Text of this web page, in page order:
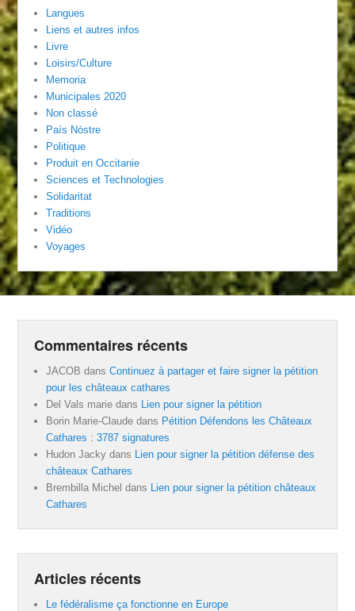
Langues
Liens et autres infos
Livre
Loisirs/Culture
Memoria
Municipales 2020
Non classé
País Nòstre
Politique
Produit en Occitanie
Sciences et Technologies
Solidaritat
Traditions
Vidéo
Voyages
Commentaires récents
JACOB dansContinuez à partager et faire signer la pétition
pour les châteaux cathares
Del Vals marie dans
Lien pour signer la pétition
Borin Marie-Claude dans Pétition Défendons les Châteaux
Cathares : 3787 signatures
Hudon Jacky dans
Lien pour signer la pétition défense des
châteaux Cathares
Brembilla Michel dans
Lien pour signer la pétition châteaux
Cathares
Articles récents
Le fédéralisme ça fonctionne en Europe